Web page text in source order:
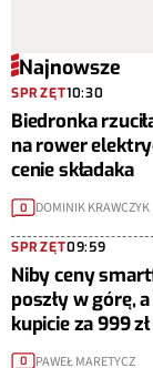
Najnowsze
SPRZĘT10:30
Biedronka
na rower
cenie składaka
0 DOMINIK KRAWCZYK
SPRZĘT09:59
Niby ceny
poszły w górę,
kupicie za 999 zł
0 PAWEŁ MARETYCZ